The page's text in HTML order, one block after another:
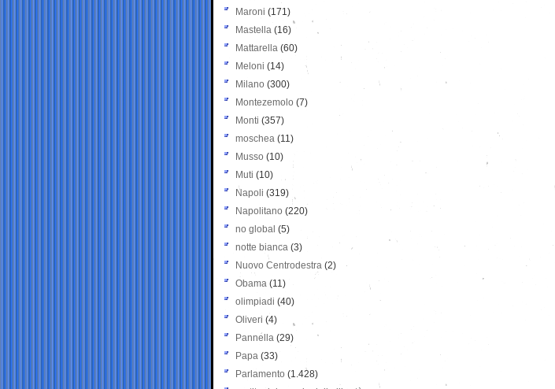
Maroni (171)
Mastella (16)
Mattarella (60)
Meloni (14)
Milano (300)
Montezemolo (7)
Monti (357)
moschea (11)
Musso (10)
Muti (10)
Napoli (319)
Napolitano (220)
no global (5)
notte bianca (3)
Nuovo Centrodestra (2)
Obama (11)
olimpiadi (40)
Oliveri (4)
Pannella (29)
Papa (33)
Parlamento (1.428)